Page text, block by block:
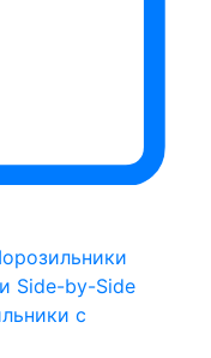
Side-by-Side
с